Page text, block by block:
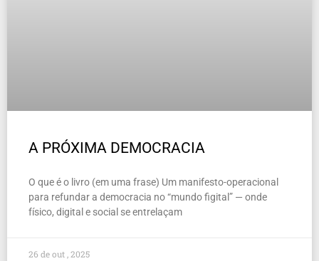
A PRÓXIMA DEMOCRACIA
O que é o livro (em uma frase) Um manifesto-operacional
para refundar a democracia no “mundo figital” — onde
físico, digital e social se entrelaçam
26 de out , 2025